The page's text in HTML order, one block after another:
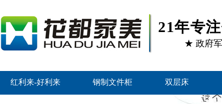
21年专
★ 政府
红利来-好利来 钢制文件柜 双层床